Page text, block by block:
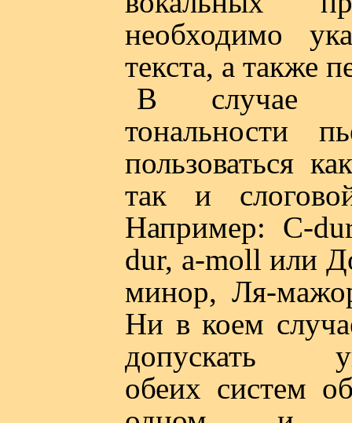
необходимо
текста, а также
В случае
тональности
пользоваться
так и
Например: C-
dur, a-moll или
минор, Ля-
Ни в коем
допускать
обеих систем